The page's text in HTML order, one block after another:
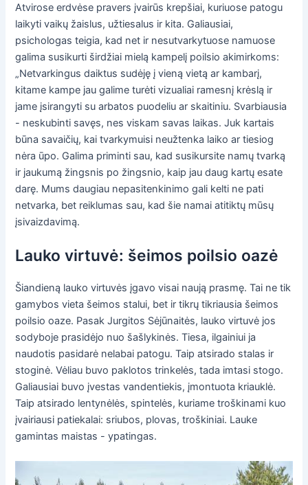
Atvirose erdvėse pravers įvairūs krepšiai, kuriuose patogu
laikyti vaikų žaislus, užtiesalus ir kita. Galiausiai,
psichologas teigia, kad net ir nesutvarkytuose namuose
galima susikurti širdžiai mielą kampelį poilsio akimirkoms:
„Netvarkingus daiktus sudėję į vieną vietą ar kambarį,
kitame kampe jau galime turėti vizualiai ramesnį krėslą ir
jame įsirangyti su arbatos puodeliu ar skaitiniu. Svarbiausia
- neskubinti savęs, nes viskam savas laikas. Juk kartais
būna savaičių, kai tvarkymuisi neužtenka laiko ar tiesiog
nėra ūpo. Galima priminti sau, kad susikursite namų tvarką
ir jaukumą žingsnis po žingsnio, kaip jau daug kartų esate
darę. Mums daugiau nepasitenkinimo gali kelti ne pati
netvarka, bet reiklumas sau, kad šie namai atitiktų mūsų
įsivaizdavimą.
Lauko virtuvė: šeimos poilsio oazė
Šiandieną lauko virtuvės įgavo visai naują prasmę. Tai ne tik
gamybos vieta šeimos stalui, bet ir tikrų tikriausia šeimos
poilsio oaze. Pasak Jurgitos Sėjūnaitės, lauko virtuvė jos
sodyboje prasidėjo nuo šašlykinės. Tiesa, ilgainiui ja
naudotis pasidarė nelabai patogu. Taip atsirado stalas ir
stoginė. Vėliau buvo paklotos trinkelės, tada imtasi stogo.
Galiausiai buvo įvestas vandentiekis, įmontuota kriauklė.
Taip atsirado lentynėlės, spintelės, kuriame troškinami kuo
įvairiausi patiekalai: sriubos, plovas, troškiniai. Lauke
gamintas maistas - ypatingas.